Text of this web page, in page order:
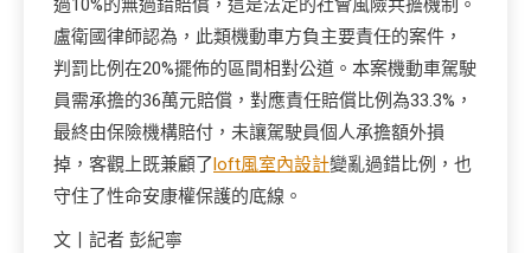
過10%的無過錯賠償，這是法定的社會風險共擔機制。
盧衛國律師認為，此類機動車方負主要責任的案件，
判罰比例在20%擺佈的區間相對公道。本案機動車駕駛
員需承擔的36萬元賠償，對應責任賠償比例為33.3%，
最終由保險機構賠付，未讓駕駛員個人承擔額外損
掉，客觀上既兼顧了loft風室內設計變亂過錯比例，也
守住了性命安康權保護的底線。
文丨記者 彭紀寧